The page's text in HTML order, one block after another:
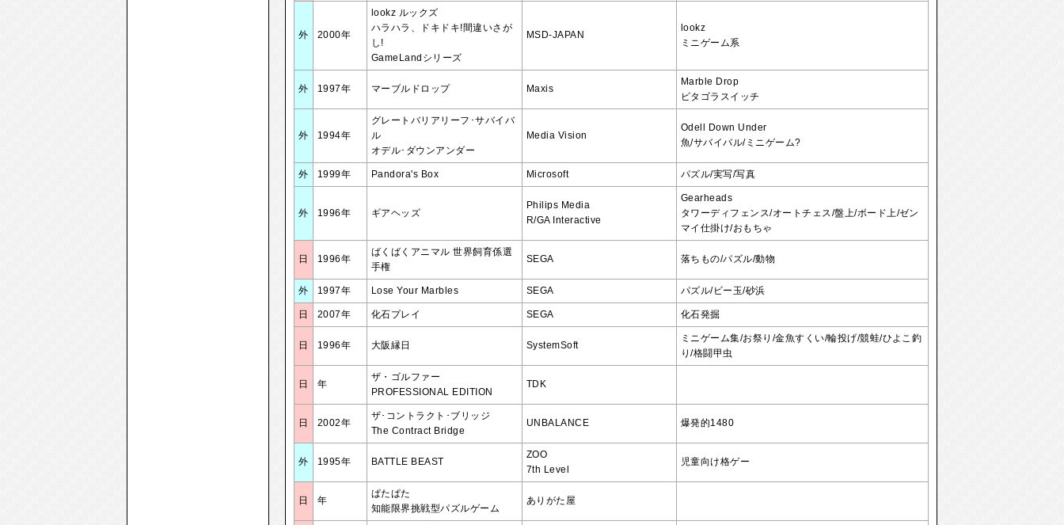
外 2000年
lookz ルックズ
ハラハラ、ドキドキ!間違いさが
し!
GameLandシリーズ
MSD-JAPAN
lookz
ミニゲーム系
外 1997年 マーブルドロップ Maxis
Marble Drop
ピタゴラスイッチ
外 1994年
グレートバリアリーフ･サバイバ
ル
オデル･ダウンアンダー
Media Vision
Odell Down Under
魚/サバイバル/ミニゲーム?
外 1999年 Pandora's Box Microsoft パズル/実写/写真
外 1996年 ギアヘッズ
Philips Media
R/GA Interactive
Gearheads
タワーディフェンス/オートチェス/盤上/ボード上/ゼン
マイ仕掛け/おもちゃ
日 1996年
ばくばくアニマル 世界飼育係選
手権
SEGA 落ちもの/パズル/動物
外 1997年 Lose Your Marbles SEGA パズル/ビー玉/砂浜
日 2007年 化石プレイ SEGA 化石発掘
日 1996年 大阪縁日 SystemSoft
ミニゲーム集/お祭り/金魚すくい/輪投げ/競蛙/ひよこ釣
り/格闘甲虫
日 年
ザ・ゴルファー
PROFESSIONAL EDITION
TDK
日 2002年
ザ･コントラクト･ブリッジ
The Contract Bridge
UNBALANCE 爆発的1480
外 1995年 BATTLE BEAST
ZOO
7th Level
児童向け格ゲー
日 年
ぱたぱた
知能限界挑戦型パズルゲーム
ありがた屋